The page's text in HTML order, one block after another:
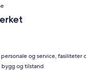
og service, fasiliteter
og tilstand